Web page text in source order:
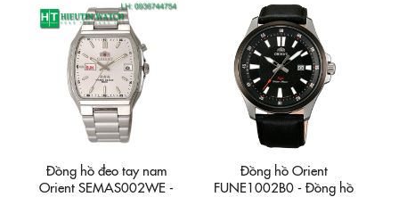
Đồng hồ đeo tay nam
Orient SEMAS002WE -
Đồng hồ Orient
FUNE1002B0 - Đồng hồ